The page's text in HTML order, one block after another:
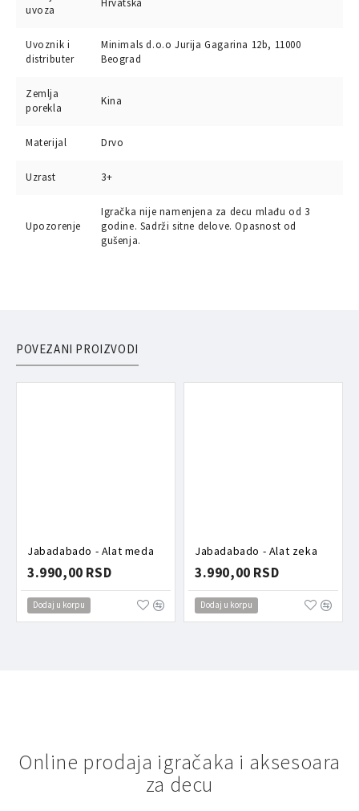
uvoza
Hrvatska
Uvoznik i
distributer
Minimals d.o.o Jurija Gagarina 12b, 11000
Beograd
Zemlja
porekla
Kina
Materijal Drvo
Uzrast 3+
Upozorenje
Igračka nije namenjena za decu mlađu od 3
godine. Sadrži sitne delove. Opasnost od
gušenja.
POVEZANI PROIZVODI
Jabadabado - Alat meda
3.990,00 RSD
Dodaj u korpu
Jabadabado - Alat zeka
3.990,00 RSD
Dodaj u korpu
Online prodaja igračaka i aksesoara
za decu